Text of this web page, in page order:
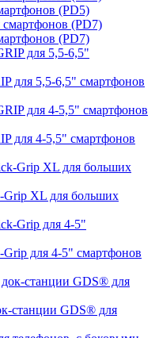
(PD5)
(PD7)
для 5,5-6,5" смартфонов
для 4-5,5" смартфонов
XL для больших
для 4-5" смартфонов
станции GDS® для